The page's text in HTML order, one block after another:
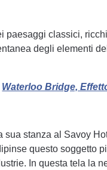
paesaggi classici,
degli elementi
Waterloo Bridge,
stanza al Savoy
questo soggetto
In questa tela la